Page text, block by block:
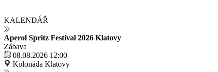
KALENDÁŘ
Aperol Spritz Festival 2026 Klatovy
Zábava
08.08.2026 12:00
Kolonáda Klatovy